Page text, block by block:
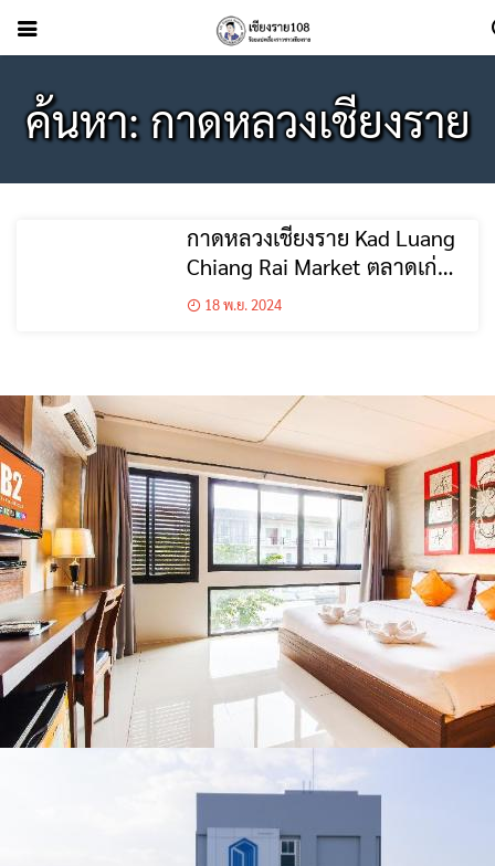
ค้นหา: กาดหลวงเชียงราย
กาดหลวงเชียงราย Kad Luang
Chiang Rai Market ตลาดเก่า
แก่ใจกลางเมือง บรรยากาศ
18 พ.ย. 2024